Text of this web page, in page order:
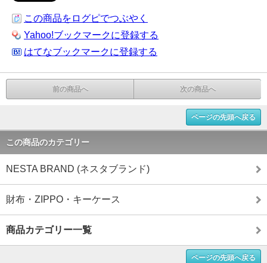
この商品をログピでつぶやく
Yahoo!ブックマークに登録する
はてなブックマークに登録する
前の商品へ 次の商品へ
ページの先頭へ戻る
この商品のカテゴリー
NESTA BRAND (ネスタブランド)
財布・ZIPPO・キーケース
商品カテゴリー一覧
ページの先頭へ戻る